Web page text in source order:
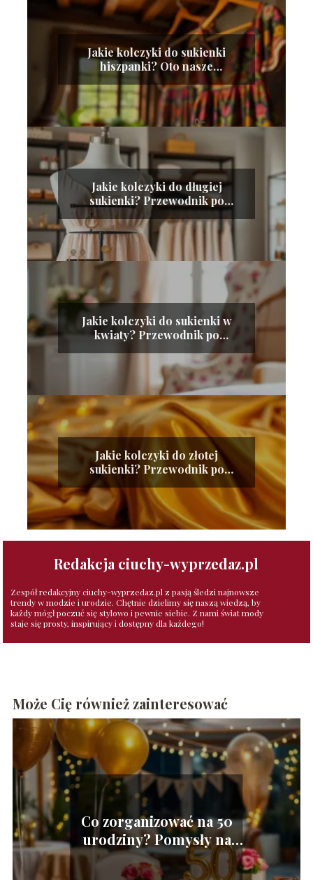
Jakie kolczyki do sukienki
hiszpanki? Oto nasze
propozycje!
Jakie kolczyki do długiej
sukienki? Przewodnik po
idealnych dodatkach
Jakie kolczyki do sukienki w
kwiaty? Przewodnik po
Jakie kolczyki do złotej
sukienki? Przewodnik po
idealnych dodatkach
Redakcja ciuchy-wyprzedaz.pl
Zespół redakcyjny ciuchy-wyprzedaz.pl z pasją śledzi najnowsze
trendy w modzie i urodzie. Chętnie dzielimy się naszą wiedzą, by
każdy mógł poczuć się stylowo i pewnie siebie. Z nami świat mody
staje się prosty, inspirujący i dostępny dla każdego!
Może Cię również zainteresować
Co zorganizować na 50
urodziny? Pomysły na
niezapomnianą imprezę